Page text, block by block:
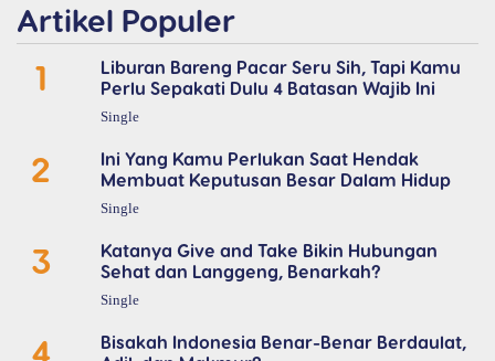
Artikel Populer
1
Liburan Bareng Pacar Seru Sih, Tapi Kamu
Perlu Sepakati Dulu 4 Batasan Wajib Ini
Single
2
Ini Yang Kamu Perlukan Saat Hendak
Membuat Keputusan Besar Dalam Hidup
Single
3
Katanya Give and Take Bikin Hubungan
Sehat dan Langgeng, Benarkah?
Single
4
Bisakah Indonesia Benar-Benar Berdaulat,